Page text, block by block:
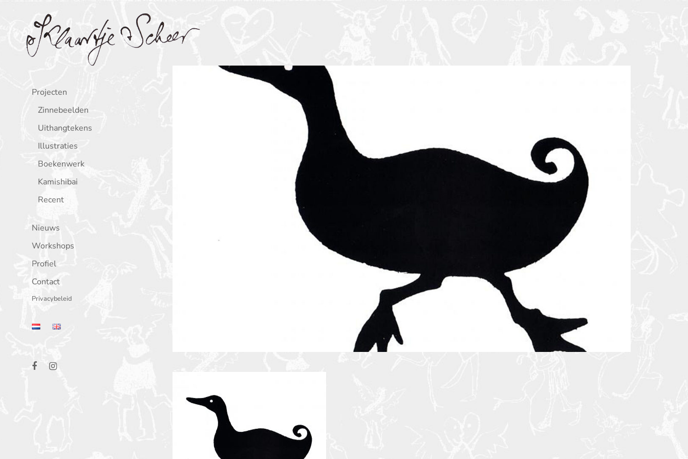
Klaartje Scheer
Projecten
Zinnebeelden
Uithangtekens
Illustraties
Boekenwerk
Kamishibai
Recent
Nieuws
Workshops
Profiel
Contact
Privacybeleid